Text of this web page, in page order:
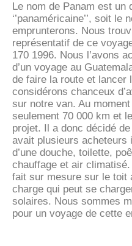
Le nom de Panam est un
‘’panaméricaine’’, soit
emprunterons. Nous
représentatif de ce
170 1996. Nous l’avons
d’un voyage au
de faire la route et lancer
considérons chanceux
sur notre van. Au
seulement 70 000 km et
projet. Il a donc décidé
avait plusieurs acheteurs
d’une douche, toilette,
chauffage et air
fait sur mesure sur le toit
charge qui peut se
solaires. Nous sommes
pour un voyage de cette